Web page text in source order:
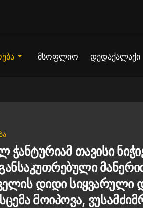
მსოფლიო დედაქალაქი
ჭანტურიამ თავისი
დიდი სიყვარული
მოიპოვა,